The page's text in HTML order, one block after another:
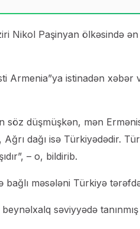
Nikol Paşinyan ölkəsində
Armenia”ya istinadən
söz düşmüşkən, mən
dağı isə Türkiyədədir.
– o, bildirib.
bağlı məsələni Türkiyə
beynəlxalq səviyyədə